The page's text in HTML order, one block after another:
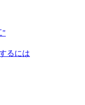
"
るには